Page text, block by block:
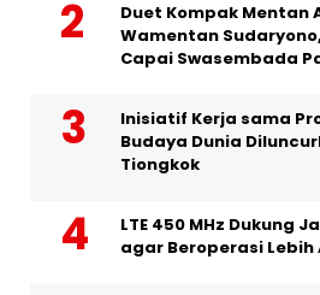
Duet Kompak Mentan
Wamentan
Capai Swasembada
Inisiatif Kerja sama
Budaya Dunia
Tiongkok
LTE 450 MHz Dukung
agar Beroperasi